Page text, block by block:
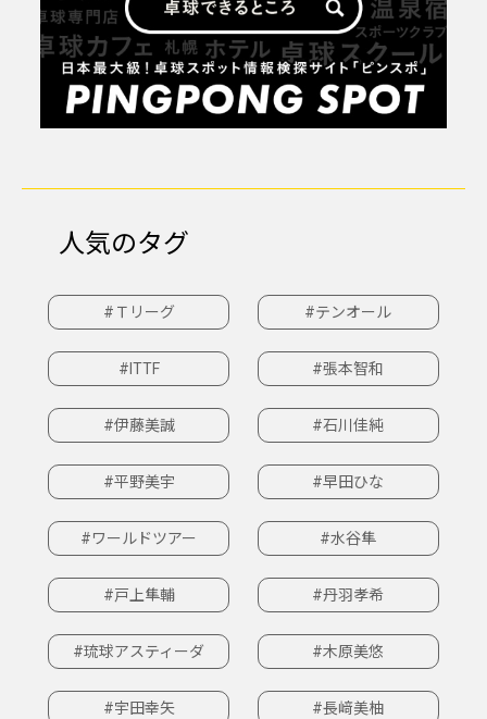
人気のタグ
#Ｔリーグ #テンオール
#ITTF #張本智和
#伊藤美誠 #石川佳純
#平野美宇 #早田ひな
#ワールドツアー #水谷隼
#戸上隼輔 #丹羽孝希
#琉球アスティーダ #木原美悠
#宇田幸矢 #長﨑美柚